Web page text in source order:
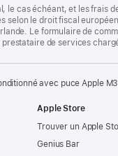
le cas échéant, et les frais
le droit fiscal
Le formulaire de
de services
avec puce Apple
Apple Store
Trouver un Apple
Genius Bar